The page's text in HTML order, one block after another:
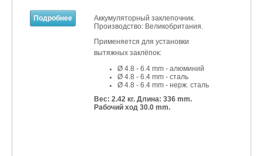
Подробнее
Аккумуляторный заклепочник.
Производство: Великобритания.
Применяется для установки
вытяжных заклёпок:
Ø 4.8 - 6.4 mm - алюминий
Ø 4.8 - 6.4 mm - сталь
Ø 4.8 - 6.4 mm - нерж. сталь
Вес: 2.42 кг. Длина: 336 mm.
Рабочий ход 30.0 mm.